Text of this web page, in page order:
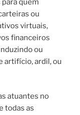
quem
ou
virtuais,
financeiros
ou
artifício, ardil, ou
atuantes no
todas as